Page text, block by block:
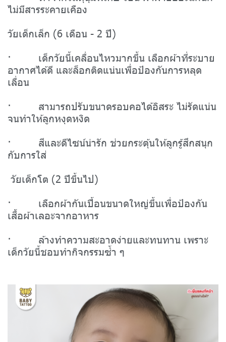
ไม่มีสารระคายเคือง
วัยเด็กเล็ก (6 เดือน - 2 ปี)
· เด็กวัยนี้เคลื่อนไหวมากขึ้น เลือกผ้าที่ระบาย
อากาศได้ดี และล็อกติดแน่นเพื่อป้องกันการหลุด
เลื่อน
· สามารถปรับขนาดรอบคอได้อิสระ ไม่รัดแน่น
จนทำให้ลูกหงุดหงิด
· สีและดีไซน์น่ารัก ช่วยกระตุ้นให้ลูกรู้สึกสนุก
กับการใส่
วัยเด็กโต (2 ปีขึ้นไป)
· เลือกผ้ากันเปื้อนขนาดใหญ่ขึ้นเพื่อป้องกัน
เสื้อผ้าเลอะจากอาหาร
· ล้างทำความสะอาดง่ายและทนทาน เพราะ
เด็กวัยนี้ชอบทำกิจกรรมซ้ำ ๆ